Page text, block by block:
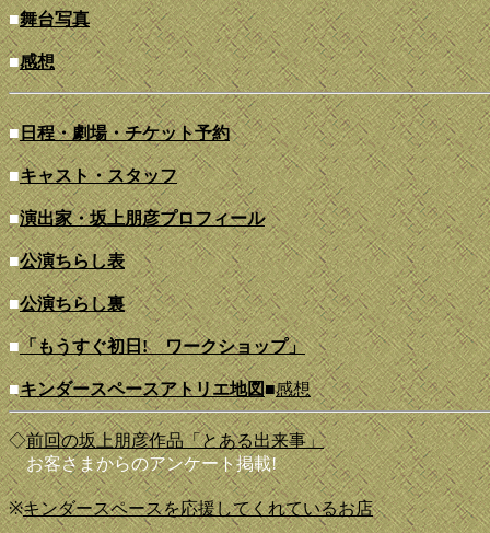
■舞台写真
■感想
■日程・劇場・チケット予約
■キャスト・スタッフ
■演出家・坂上朋彦プロフィール
■公演ちらし表
■公演ちらし裏
■「もうすぐ初日! ワークショップ」
■キンダースペースアトリエ地図■感想
◇前回の坂上朋彦作品「とある出来事」
お客さまからのアンケート掲載!
※キンダースペースを応援してくれているお店